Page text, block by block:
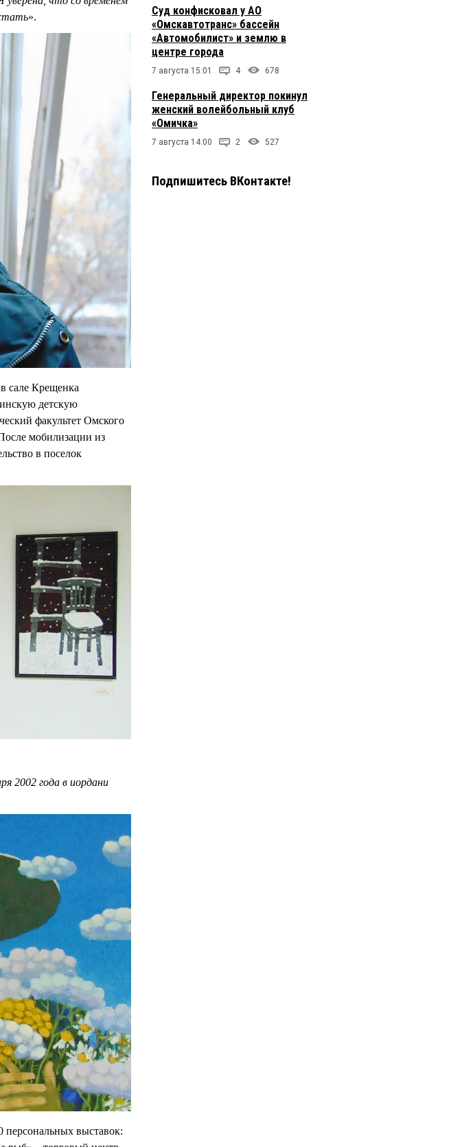
».
сале Крещенка
детскую
факультет Омского
мобилизации из
в поселок
2002 года в иордани
персональных выставок:
Суд конфисковал у АО
«Омскавтотранс» бассейн
«Автомобилист» и землю в
центре города
7 августа 15:01 4 678
Генеральный директор покинул
женский волейбольный клуб
«Омичка»
7 августа 14:00 2 527
Подпишитесь ВКонтакте!